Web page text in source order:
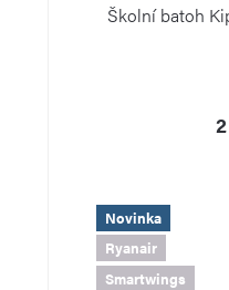
Školní batoh
Novinka
Ryanair
Smartwings